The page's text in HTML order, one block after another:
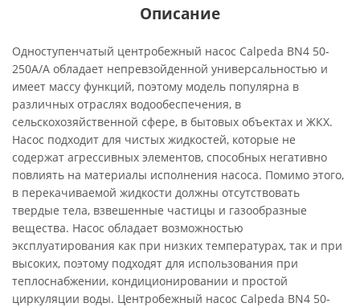
Описание
Одноступенчатый центробежный насос Calpeda BN4 50-
250A/A обладает непревзойденной универсальностью и
имеет массу функций, поэтому модель популярна в
различных отраслях водообеспечения, в
сельскохозяйственной сфере, в бытовых объектах и ЖКХ.
Насос подходит для чистых жидкостей, которые не
содержат агрессивных элементов, способных негативно
повлиять на материалы исполнения насоса. Помимо этого,
в перекачиваемой жидкости должны отсутствовать
твердые тела, взвешенные частицы и газообразные
вещества. Насос обладает возможностью
эксплуатирования как при низких температурах, так и при
высоких, поэтому подходят для использования при
теплоснабжении, кондиционировании и простой
циркуляции воды. Центробежный насос Calpeda BN4 50-